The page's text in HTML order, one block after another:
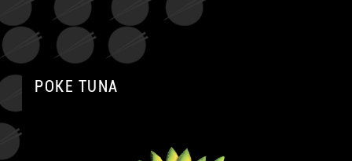
POKE TUNA